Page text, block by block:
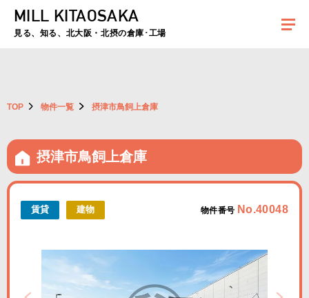
夏季休暇のお知らせ：2026年8月8日(土)～8月16日(日)まで休業とさせていた
MILL KITAOSAKA
見る、知る、北大阪・北摂の倉庫･工場
TOP 物件一覧 摂津市鳥飼上倉庫
摂津市鳥飼上倉庫
賃貸 建物 物件番号 No.40048